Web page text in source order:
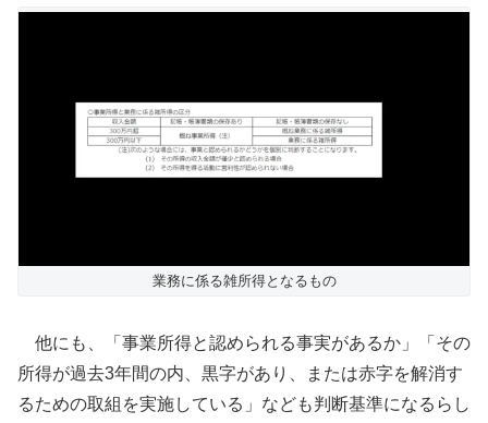
業務に係る雑所得となるもの
他にも、「事業所得と認められる事実があるか」「その
所得が過去3年間の内、黒字があり、または赤字を解消す
るための取組を実施している」なども判断基準になるらし